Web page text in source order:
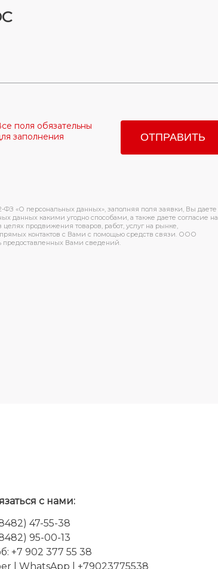
поля обязательны
заполнения
ФЗ «О персональных данных», заполняя поля заявки, Вы даете
данных какими угодно способами, а также даете согласие на
продвижения товаров, работ, услуг на рынке,
контактов с Вами с помощью средств связи. ООО
предоставленных Вами сведений.
с нами:
47-55-38
95-00-13
+7 902 377 55 38
WhatsApp
| +79023775538